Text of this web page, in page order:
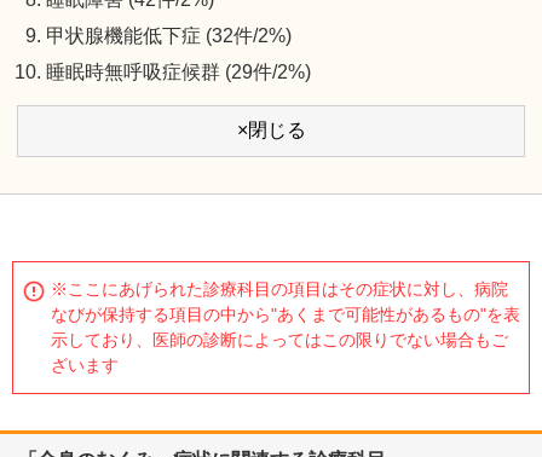
甲状腺機能低下症 (32件/2%)
睡眠時無呼吸症候群 (29件/2%)
×閉じる
※ここにあげられた診療科目の項目はその症状に対し、病院
なびが保持する項目の中から"あくまで可能性があるもの"を表
示しており、医師の診断によってはこの限りでない場合もご
ざいます